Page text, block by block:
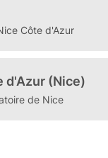
Côte d'Azur
d'Azur (Nice)
de Nice